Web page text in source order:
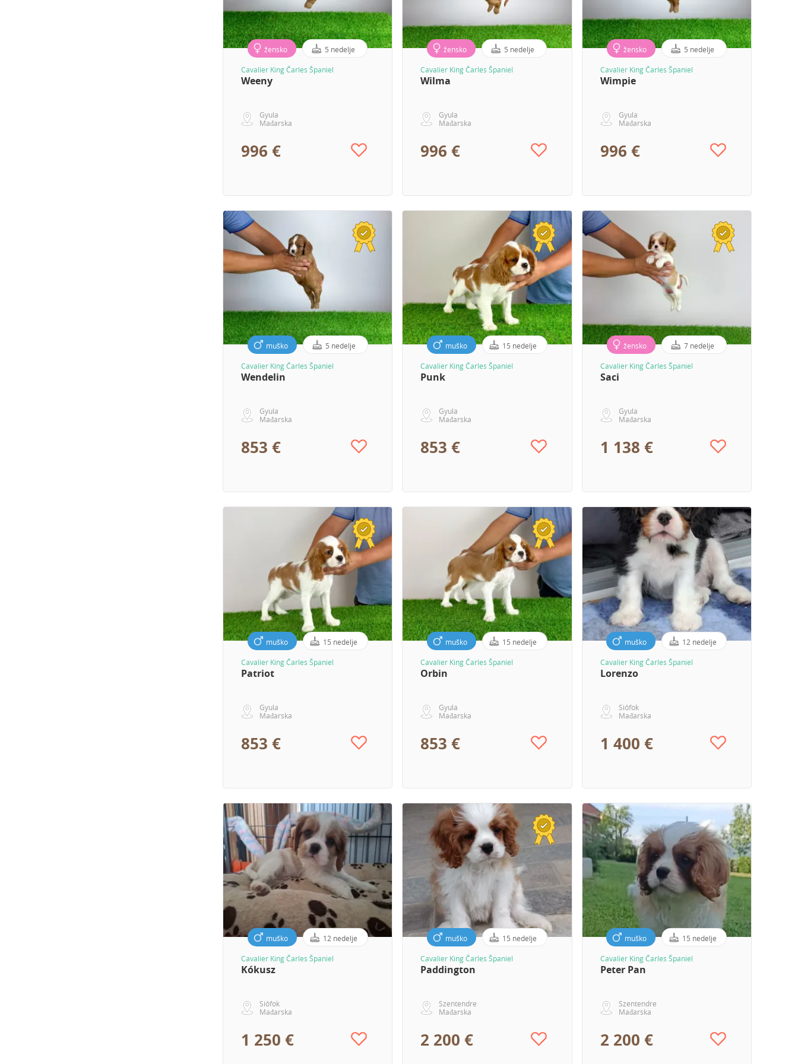
žensko 5 nedelje
Cavalier King Čarles Španiel
Weeny
Gyula
Mađarska
996 €
žensko 5 nedelje
Cavalier King Čarles Španiel
Wilma
Gyula
Mađarska
996 €
žensko 5 nedelje
Cavalier King Čarles Španiel
Wimpie
Gyula
Mađarska
996 €
muško 5 nedelje
Cavalier King Čarles Španiel
Wendelin
Gyula
Mađarska
853 €
muško 15 nedelje
Cavalier King Čarles Španiel
Punk
Gyula
Mađarska
853 €
žensko 7 nedelje
Cavalier King Čarles Španiel
Saci
Gyula
Mađarska
1 138 €
muško 15 nedelje
Cavalier King Čarles Španiel
Patriot
Gyula
Mađarska
853 €
muško 15 nedelje
Cavalier King Čarles Španiel
Orbin
Gyula
Mađarska
853 €
muško 12 nedelje
Cavalier King Čarles Španiel
Lorenzo
Siófok
Mađarska
1 400 €
muško 12 nedelje
Cavalier King Čarles Španiel
Kókusz
Siófok
Mađarska
1 250 €
muško 15 nedelje
Cavalier King Čarles Španiel
Paddington
Szentendre
Mađarska
2 200 €
muško 15 nedelje
Cavalier King Čarles Španiel
Peter Pan
Szentendre
Mađarska
2 200 €